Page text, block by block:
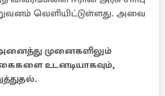
வெளியிட்டுள்ளது. அவை
முனைகளிலும்
உடனடியாகவும்,